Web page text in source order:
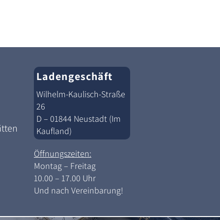
Ladengeschäft
Wilhelm-Kaulisch-Straße
26
D – 01844 Neustadt (Im
Kaufland)
Öffnungszeiten:
Montag – Freitag
10.00 – 17.00 Uhr
Und nach Vereinbarung!